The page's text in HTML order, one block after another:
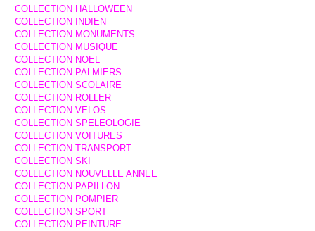
COLLECTION HALLOWEEN
COLLECTION INDIEN
COLLECTION MONUMENTS
COLLECTION MUSIQUE
COLLECTION NOEL
COLLECTION PALMIERS
COLLECTION SCOLAIRE
COLLECTION ROLLER
COLLECTION VELOS
COLLECTION SPELEOLOGIE
COLLECTION VOITURES
COLLECTION TRANSPORT
COLLECTION SKI
COLLECTION NOUVELLE ANNEE
COLLECTION PAPILLON
COLLECTION POMPIER
COLLECTION SPORT
COLLECTION PEINTURE